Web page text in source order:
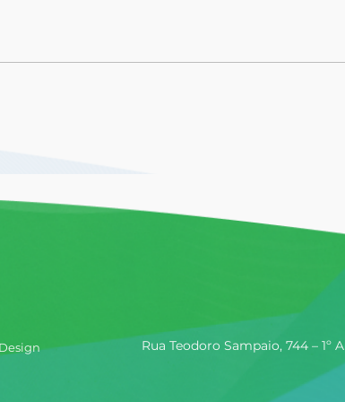
Rua Teodoro Sampaio, 744 – 1º